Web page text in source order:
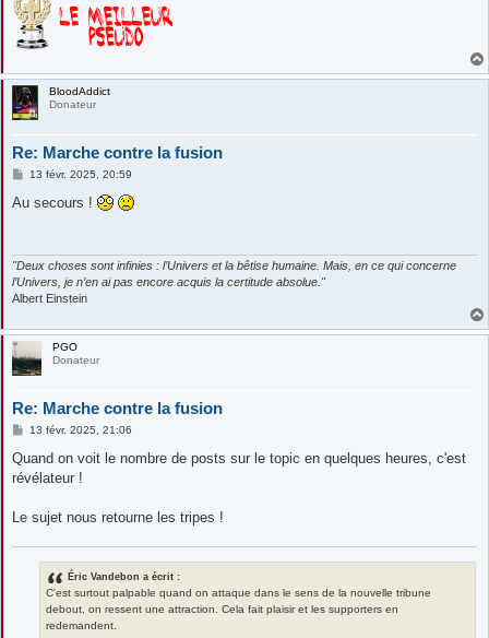
BloodAddict
Donateur
Re: Marche contre la fusion
M
s
13 févr. 2025, 20:59
Au secours !
"Deux choses sont infinies : l’Univers et la bêtise humaine. Mais, en ce qui concerne
l’Univers, je n’en ai pas encore acquis la certitude absolue."
Albert Einstein
PGO
Donateur
Re: Marche contre la fusion
M
s
a
13 févr. 2025, 21:06
Quand on voit le nombre de posts sur le topic en quelques heures, c'est
révélateur !
Le sujet nous retourne les tripes !
Éric Vandebon a écrit :
C'est surtout palpable quand on attaque dans le sens de la nouvelle tribune
debout, on ressent une attraction. Cela fait plaisir et les supporters en
redemandent.